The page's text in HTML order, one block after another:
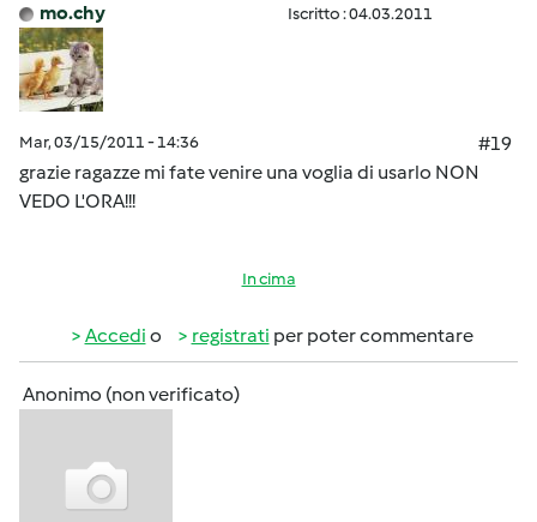
mo.chy Iscritto : 04.03.2011
Mar, 03/15/2011 - 14:36
#19
grazie ragazze mi fate venire una voglia di usarlo NON
VEDO L'ORA!!!
In cima
Accedi o registrati per poter commentare
Anonimo (non verificato)